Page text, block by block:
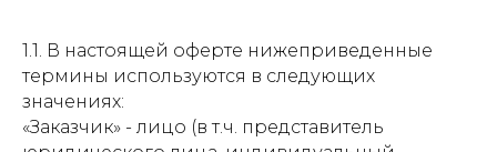
1.1. В настоящей оферте нижеприведенные
термины используются в следующих
значениях:
«Заказчик» - лицо (в т.ч. представитель